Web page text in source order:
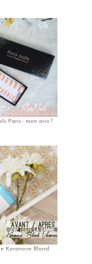
Paris : mon avis !
Keranove Blond